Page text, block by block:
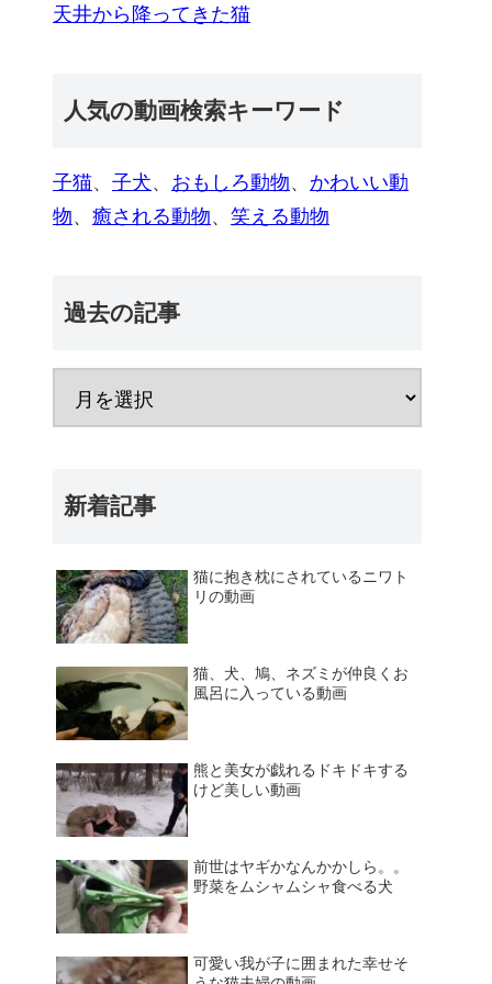
天井から降ってきた猫
人気の動画検索キーワード
子猫、 子犬、 おもしろ動物、 かわいい動
物、 癒される動物、 笑える動物
過去の記事
新着記事
猫に抱き枕にされているニワト
リの動画
猫、犬、鳩、ネズミが仲良くお
風呂に入っている動画
熊と美女が戯れるドキドキする
けど美しい動画
前世はヤギかなんかかしら。。
野菜をムシャムシャ食べる犬
可愛い我が子に囲まれた幸せそ